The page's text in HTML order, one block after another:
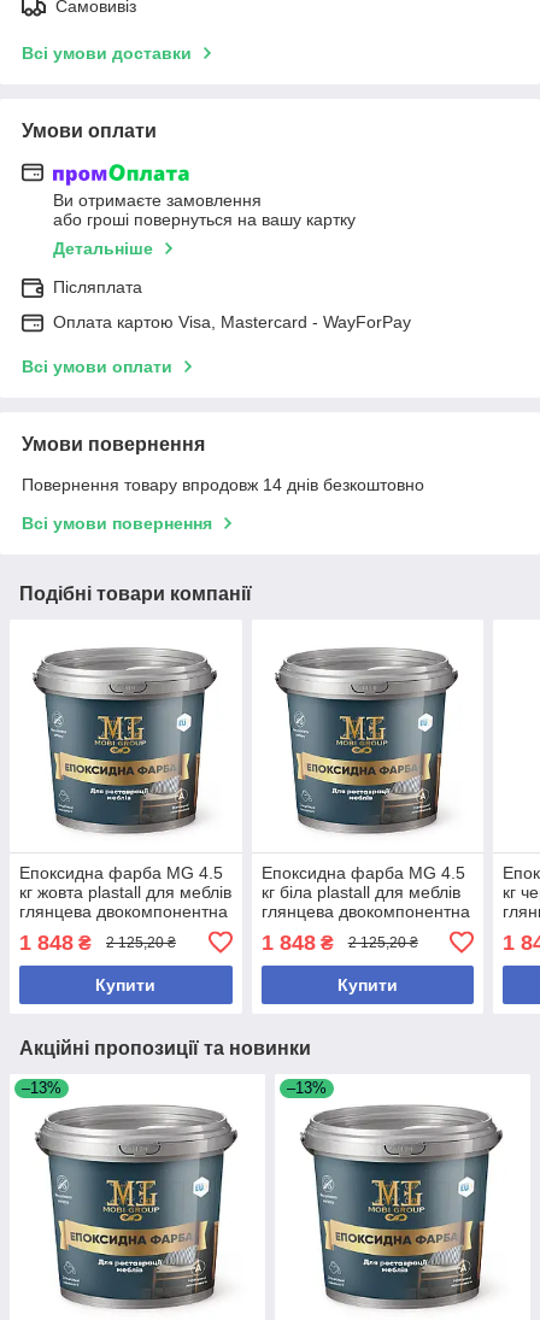
Самовивіз
Всі умови доставки
Умови оплати
Ви отримаєте замовлення
або гроші повернуться на вашу картку
Детальніше
Післяплата
Оплата картою Visa, Mastercard - WayForPay
Всі умови оплати
Умови повернення
Повернення товару впродовж 14 днів безкоштовно
Всі умови повернення
Подібні товари компанії
Епоксидна фарба MG 4.5
кг жовта plastall для меблів
глянцева двокомпонентна
1 848 ₴ 2 125,20 ₴
Купити
Епоксидна фарба MG 4.5
кг біла plastall для меблів
глянцева двокомпонентна
захист від вологи та зносу
1 848₴ 2 125,20 ₴
Купити
кг
1
Акційні пропозиції та новинки
–13% –13%